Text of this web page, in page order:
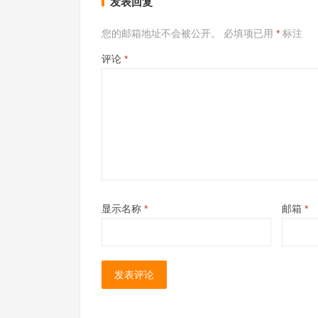
您的邮箱地址不会被公开。 必填项已用 * 标注
评论 *
显示名称 * 邮箱 *